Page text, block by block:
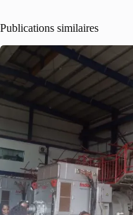
Publications similaires